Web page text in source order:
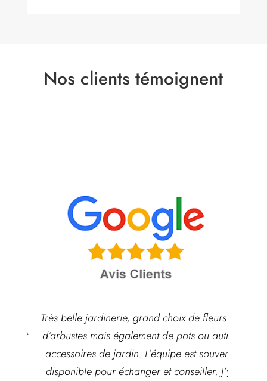
Nos clients témoignent
Très belle jardinerie, grand choix de fleurs et
d’arbustes mais également de pots ou autre
accessoires de jardin. L’équipe est souvent
disponible pour échanger et conseiller. J’y